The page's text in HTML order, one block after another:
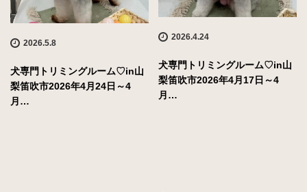
2026.5.8
犬専門トリミングルーム♡in山
梨笛吹市2026年4月24日～4
月…
2026.4.24
犬専門トリミングルーム♡in山
梨笛吹市2026年4月17日～4
月…